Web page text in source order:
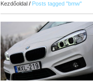
Kezdőoldal / Posts tagged "bmw"